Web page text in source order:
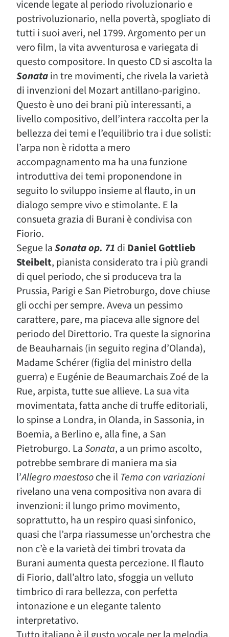
vicende legate al periodo rivoluzionario e
postrivoluzionario, nella povertà, spogliato di
tutti i suoi averi, nel 1799. Argomento per un
vero film, la vita avventurosa e variegata di
questo compositore. In questo CD si ascolta la
Sonatain tre movimenti, che rivela la varietà
di invenzioni del Mozart antillano-parigino.
Questo è uno dei brani più interessanti, a
livello compositivo, dell’intera raccolta per la
bellezza dei temi e l’equilibrio tra i due solisti:
l’arpa non è ridotta a mero
accompagnamento ma ha una funzione
introduttiva dei temi proponendone in
seguito lo sviluppo insieme al flauto, in un
dialogo sempre vivo e stimolante. E la
consueta grazia di Burani è condivisa con
Fiorio.
Segue laSonata op. 71 di Daniel Gottlieb
Steibelt, pianista considerato tra i più grandi
di quel periodo, che si produceva tra la
Prussia, Parigi e San Pietroburgo, dove chiuse
gli occhi per sempre. Aveva un pessimo
carattere, pare, ma piaceva alle signore del
periodo del Direttorio. Tra queste la signorina
de Beauharnais (in seguito regina d’Olanda),
Madame Schérer (figlia del ministro della
guerra) e Eugénie de Beaumarchais Zoé de la
Rue, arpista, tutte sue allieve. La sua vita
movimentata, fatta anche di truffe editoriali,
lo spinse a Londra, in Olanda, in Sassonia, in
Boemia, a Berlino e, alla fine, a San
Pietroburgo. LaSonata, a un primo ascolto,
potrebbe sembrare di maniera ma sia
l’Allegro maestosoche il Tema con variazioni
rivelano una vena compositiva non avara di
invenzioni: il lungo primo movimento,
soprattutto, ha un respiro quasi sinfonico,
quasi che l’arpa riassumesse un’orchestra che
non c’è e la varietà dei timbri trovata da
Burani aumenta questa percezione. Il flauto
di Fiorio, dall’altro lato, sfoggia un velluto
timbrico di rara bellezza, con perfetta
intonazione e un elegante talento
interpretativo.